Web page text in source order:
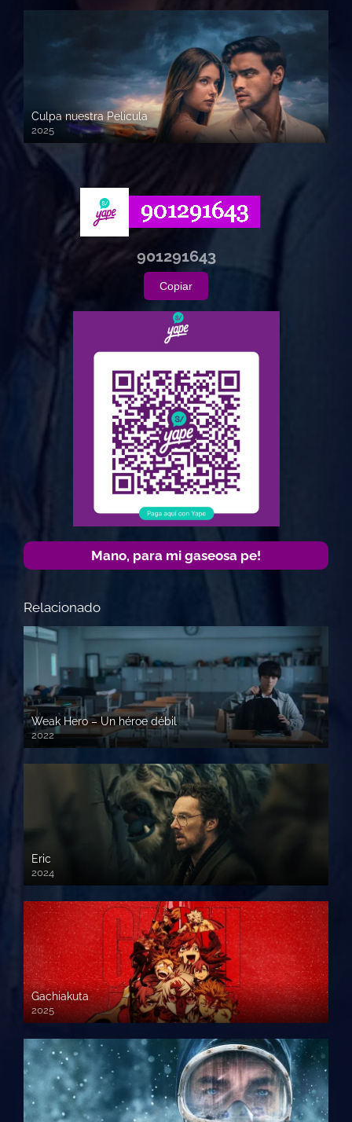
Culpa nuestra Pelicula
2025
720p HD
901291643
Copiar
Mano, para mi gaseosa pe!
Relacionado
Weak Hero – Un héroe débil
2022
Eric
2024
Gachiakuta
2025